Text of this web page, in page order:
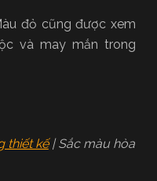
đỏ cũng được xem
và may mắn trong
thiết kế| Sắc màu hòa